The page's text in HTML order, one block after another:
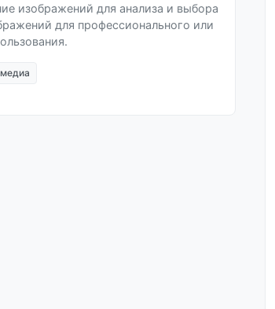
изображений для анализа и выбора
для профессионального или